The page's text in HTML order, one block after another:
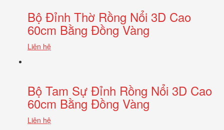
Bộ Đỉnh Thờ Rồng Nổi 3D Cao
60cm Bằng Đồng Vàng
Liên hệ
Bộ Tam Sự Đỉnh Rồng Nổi 3D Cao
60cm Bằng Đồng Vàng
Liên hệ